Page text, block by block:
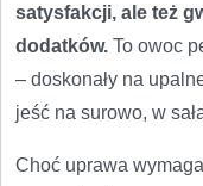
satysfakcji, ale też
dodatków. To owoc
– doskonały na
jeść na surowo, w
Choć uprawa